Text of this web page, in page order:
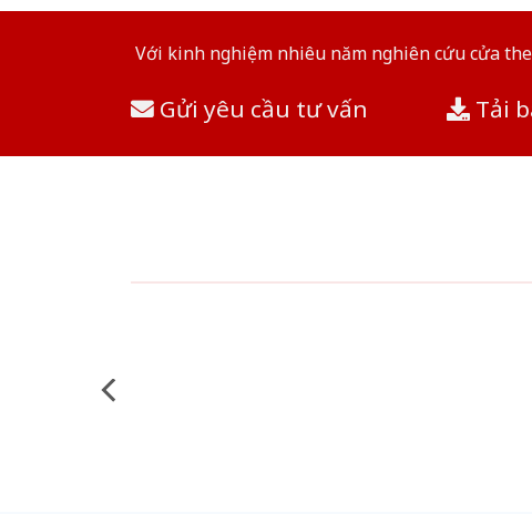
Với kinh nghiệm nhiêu năm nghiên cứu cửa
Gửi yêu cầu tư vấn Tải